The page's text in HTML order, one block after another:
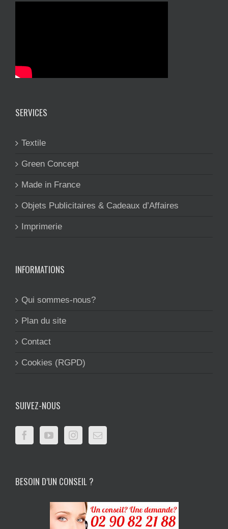
SERVICES
Textile
Green Concept
Made in France
Objets Publicitaires & Cadeaux d’Affaires
Imprimerie
INFORMATIONS
Qui sommes-nous?
Plan du site
Contact
Cookies (RGPD)
SUIVEZ-NOUS
BESOIN D’UN CONSEIL ?